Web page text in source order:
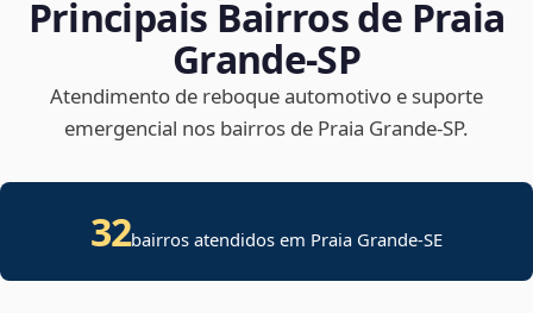
Principais Bairros de Praia
Grande‑SP
Atendimento de reboque automotivo e suporte
emergencial nos bairros de Praia Grande‑SP.
32bairros atendidos em Praia Grande-SE